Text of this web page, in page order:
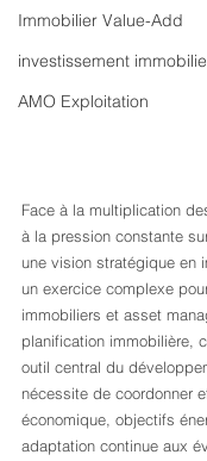
Immobilier Value-Add
investissement
AMO Exploitation
Face à la multiplication
à la pression constante
une vision stratégique en
un exercice complexe
immobiliers et asset
planification immobilière,
outil central du
nécessite de coordonner
économique, objectifs
adaptation continue aux